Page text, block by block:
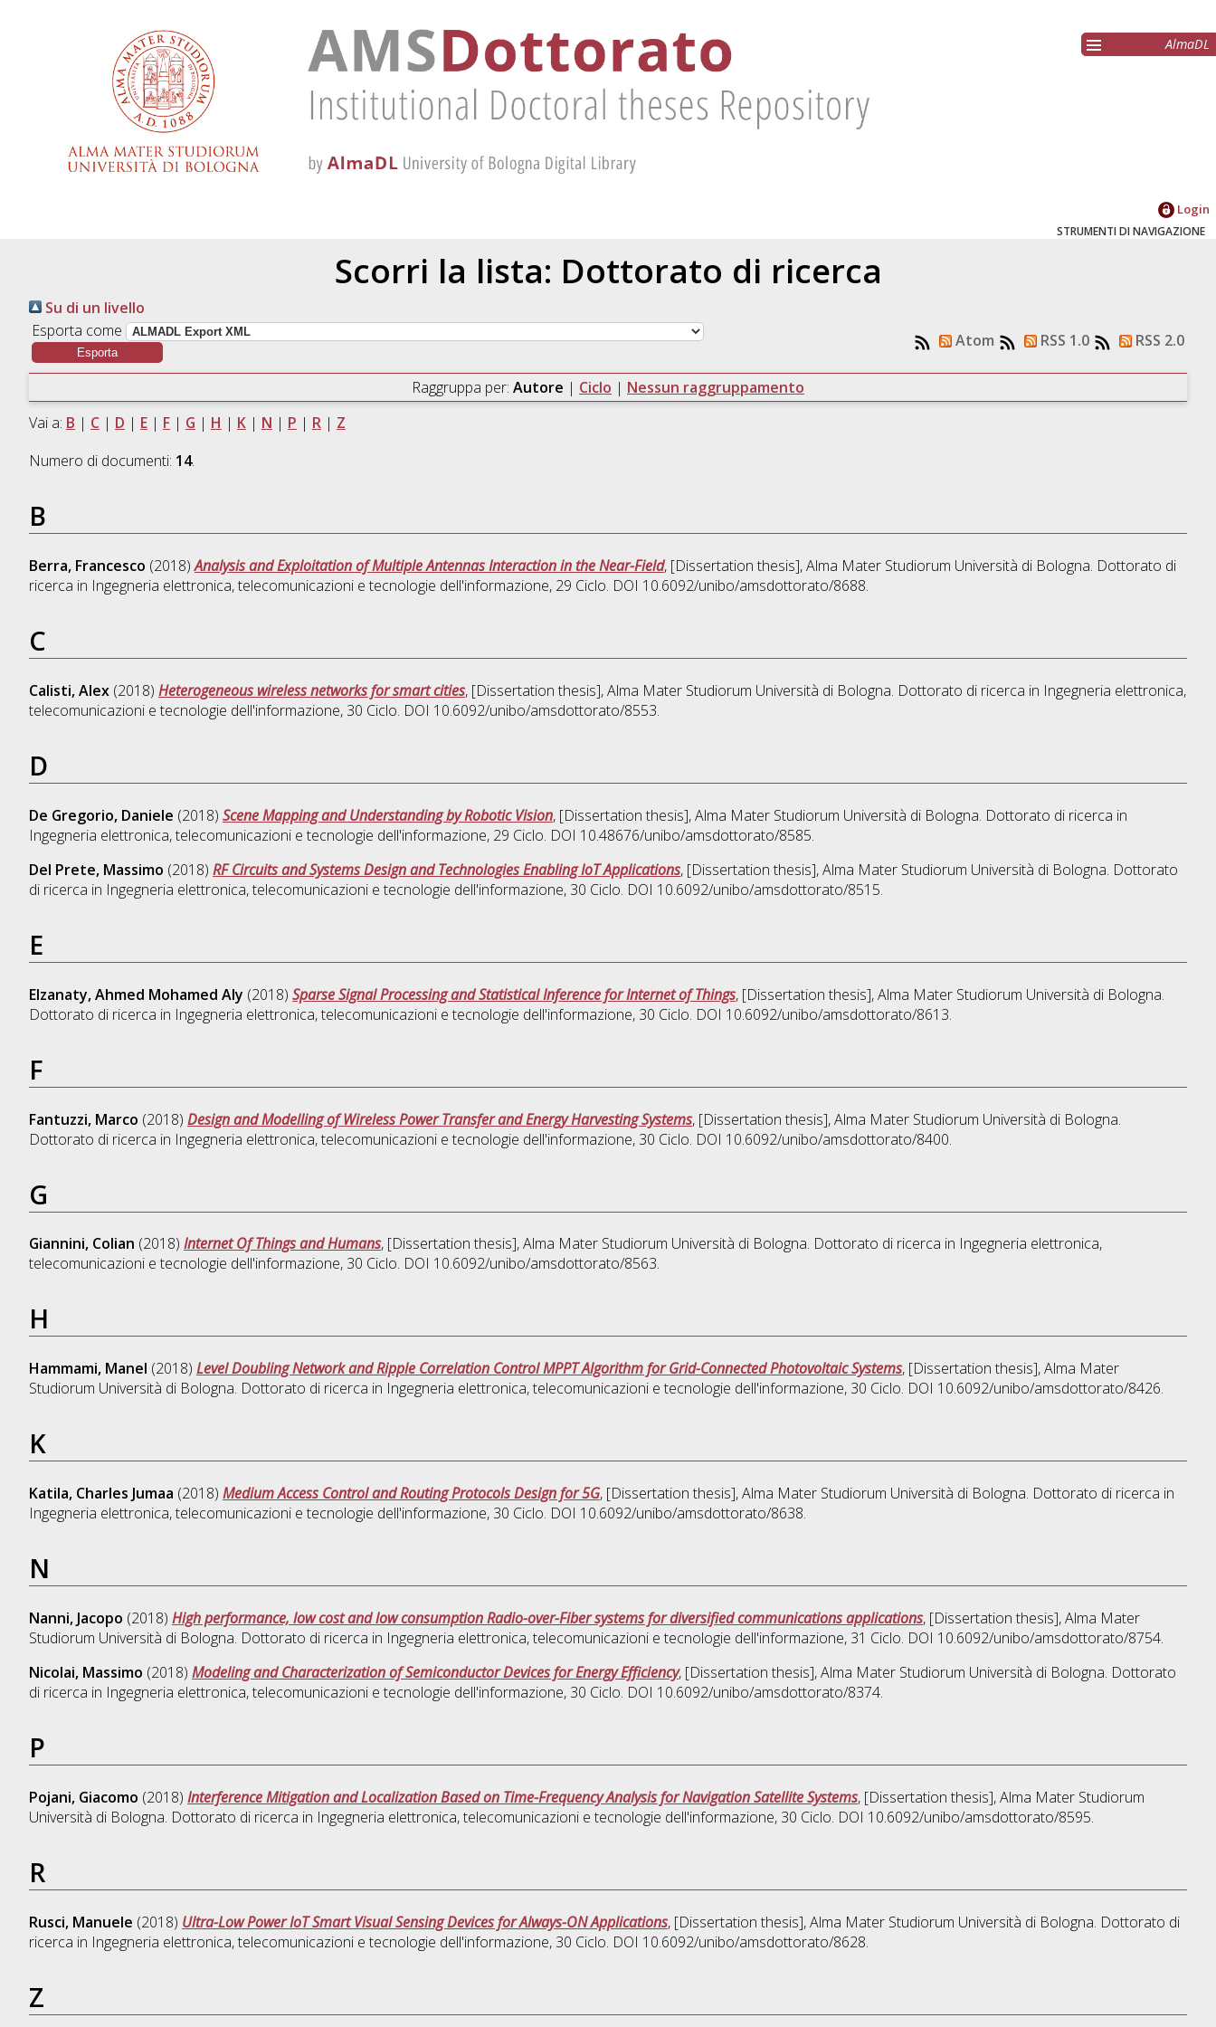
AlmaDL
Login
STRUMENTI DI NAVIGAZIONE
Scorri la lista: Dottorato di ricerca
Su di un livello
Esporta come
Atom RSS 1.0 RSS 2.0
Raggruppa per: Autore | Ciclo | Nessun raggruppamento
Vai a: B | C| D | E| F| G | H | K| N | P | R| Z
Numero di documenti: 14.
B
Berra, Francesco (2018)Analysis and Exploitation of Multiple Antennas Interaction in the Near-Field, [Dissertation thesis], Alma Mater Studiorum Università di Bologna. Dottorato di
ricerca in Ingegneria elettronica, telecomunicazioni e tecnologie dell'informazione, 29 Ciclo. DOI 10.6092/unibo/amsdottorato/8688.
C
Calisti, Alex(2018) Heterogeneous wireless networks for smart cities, [Dissertation thesis], Alma Mater Studiorum Università di Bologna. Dottorato di ricerca in Ingegneria elettronica,
telecomunicazioni e tecnologie dell'informazione, 30 Ciclo. DOI 10.6092/unibo/amsdottorato/8553.
D
De Gregorio, Daniele (2018) Scene Mapping and Understanding by Robotic Vision, [Dissertation thesis], Alma Mater Studiorum Università di Bologna. Dottorato di ricerca in
Ingegneria elettronica, telecomunicazioni e tecnologie dell'informazione, 29 Ciclo. DOI 10.48676/unibo/amsdottorato/8585.
Del Prete, Massimo (2018) RF Circuits and Systems Design and Technologies Enabling IoT Applications, [Dissertation thesis], Alma Mater Studiorum Università di Bologna. Dottorato
di ricerca in Ingegneria elettronica, telecomunicazioni e tecnologie dell'informazione, 30 Ciclo. DOI 10.6092/unibo/amsdottorato/8515.
E
Elzanaty, Ahmed Mohamed Aly (2018) Sparse Signal Processing and Statistical Inference for Internet of Things, [Dissertation thesis], Alma Mater Studiorum Università di Bologna.
Dottorato di ricerca in Ingegneria elettronica, telecomunicazioni e tecnologie dell'informazione, 30 Ciclo. DOI 10.6092/unibo/amsdottorato/8613.
F
Fantuzzi, Marco (2018) Design and Modelling of Wireless Power Transfer and Energy Harvesting Systems, [Dissertation thesis], Alma Mater Studiorum Università di Bologna.
Dottorato di ricerca in Ingegneria elettronica, telecomunicazioni e tecnologie dell'informazione, 30 Ciclo. DOI 10.6092/unibo/amsdottorato/8400.
G
Giannini, Colian (2018) Internet Of Things and Humans, [Dissertation thesis], Alma Mater Studiorum Università di Bologna. Dottorato di ricerca in Ingegneria elettronica,
telecomunicazioni e tecnologie dell'informazione, 30 Ciclo. DOI 10.6092/unibo/amsdottorato/8563.
H
Hammami, Manel (2018) Level Doubling Network and Ripple Correlation Control MPPT Algorithm for Grid-Connected Photovoltaic Systems, [Dissertation thesis], Alma Mater
Studiorum Università di Bologna. Dottorato di ricerca in Ingegneria elettronica, telecomunicazioni e tecnologie dell'informazione, 30 Ciclo. DOI 10.6092/unibo/amsdottorato/8426.
K
Katila, Charles Jumaa (2018) Medium Access Control and Routing Protocols Design for 5G, [Dissertation thesis], Alma Mater Studiorum Università di Bologna. Dottorato di ricerca in
Ingegneria elettronica, telecomunicazioni e tecnologie dell'informazione, 30 Ciclo. DOI 10.6092/unibo/amsdottorato/8638.
N
Nanni, Jacopo (2018) High performance, low cost and low consumption Radio-over-Fiber systems for diversified communications applications, [Dissertation thesis], Alma Mater
Studiorum Università di Bologna. Dottorato di ricerca in Ingegneria elettronica, telecomunicazioni e tecnologie dell'informazione, 31 Ciclo. DOI 10.6092/unibo/amsdottorato/8754.
Nicolai, Massimo (2018) Modeling and Characterization of Semiconductor Devices for Energy Efficiency, [Dissertation thesis], Alma Mater Studiorum Università di Bologna. Dottorato
di ricerca in Ingegneria elettronica, telecomunicazioni e tecnologie dell'informazione, 30 Ciclo. DOI 10.6092/unibo/amsdottorato/8374.
P
Pojani, Giacomo (2018) Interference Mitigation and Localization Based on Time-Frequency Analysis for Navigation Satellite Systems, [Dissertation thesis], Alma Mater Studiorum
Università di Bologna. Dottorato di ricerca in Ingegneria elettronica, telecomunicazioni e tecnologie dell'informazione, 30 Ciclo. DOI 10.6092/unibo/amsdottorato/8595.
R
Rusci, Manuele (2018) Ultra-Low Power IoT Smart Visual Sensing Devices for Always-ON Applications, [Dissertation thesis], Alma Mater Studiorum Università di Bologna. Dottorato di
ricerca in Ingegneria elettronica, telecomunicazioni e tecnologie dell'informazione, 30 Ciclo. DOI 10.6092/unibo/amsdottorato/8628.
Z